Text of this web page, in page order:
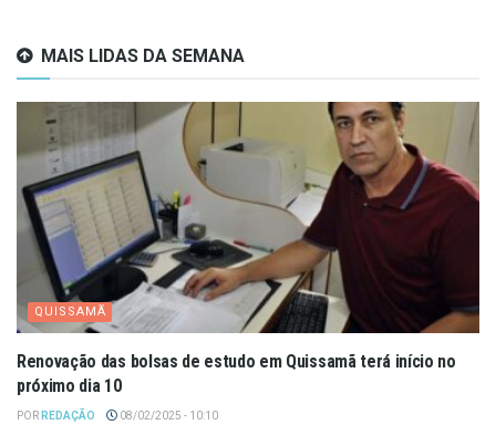
MAIS LIDAS DA SEMANA
QUISSAMÃ
Renovação das bolsas de estudo em Quissamã terá início no
próximo dia 10
POR REDAÇÃO 08/02/2025 - 10:10